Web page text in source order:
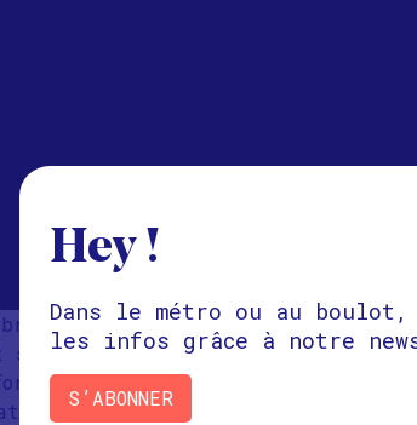
est « trop brouté » par un
congénères sur 2 km pour
africaine, protègent et
?
Hey !
Dans le métro ou au
les infos grâce à notre
S’ABONNER